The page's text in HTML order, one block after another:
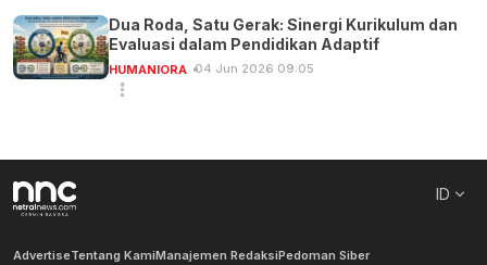
Dua Roda, Satu Gerak: Sinergi Kurikulum dan
Evaluasi dalam Pendidikan Adaptif
HUMANIORA 04 Jun 2026 09:05
ID
AdvertiseTentang KamiManajemen RedaksiPedoman Siber